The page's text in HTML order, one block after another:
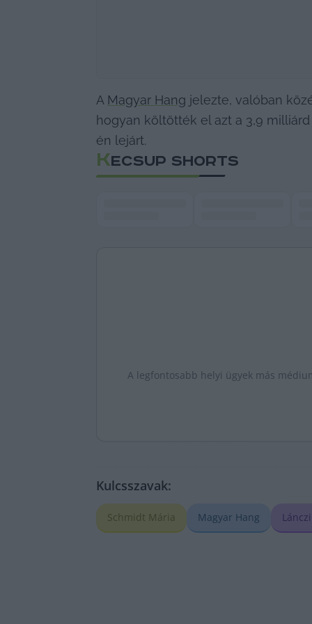
A Magyar Hang jelezte, valóban
hogyan költötték el azt a 3,9
én lejárt.
KECSUP SHORTS
A legfontosabb helyi ügyek más
Kulcsszavak:
Schmidt Mária Magyar Hang